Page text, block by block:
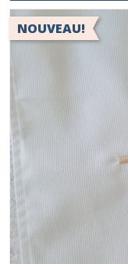
(personnalisable avec
NOUVEAU!